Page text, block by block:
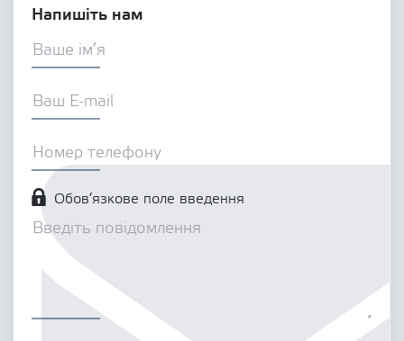
Напишіть нам
Обов’язкове поле введення